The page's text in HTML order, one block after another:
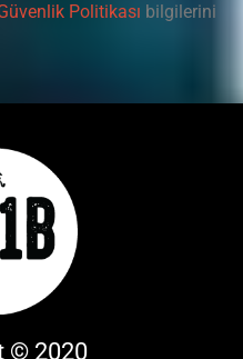
Politikası bilgilerini
© 2020